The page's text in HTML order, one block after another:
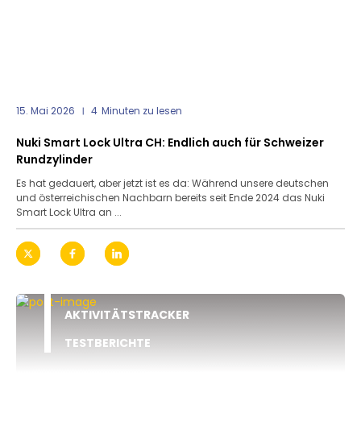
15. Mai 2026 4 Minuten zu lesen
Nuki Smart Lock Ultra CH: Endlich auch für Schweizer
Rundzylinder
Es hat gedauert, aber jetzt ist es da: Während unsere deutschen
und österreichischen Nachbarn bereits seit Ende 2024 das Nuki
Smart Lock Ultra an ...
AKTIVITÄTSTRACKER
TESTBERICHTE